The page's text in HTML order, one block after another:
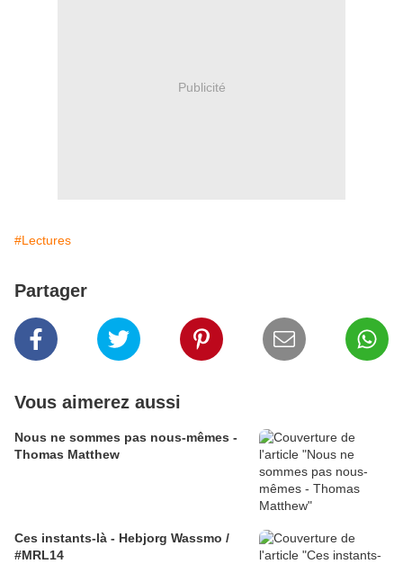
Publicité
#Lectures
Partager
Vous aimerez aussi
Nous ne sommes pas nous-mêmes -
Thomas Matthew
Ces instants-là - Hebjorg Wassmo /
#MRL14